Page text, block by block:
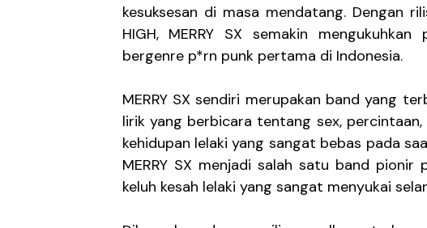
Seagrass and the Waves Temukan
kesuksesan di masa mendatang. Dengan
HIGH, MERRY SX semakin
bergenre p*rn punk pertama di Indonesia.
MERRY SX sendiri merupakan band yang
lirik yang berbicara tentang sex,
kehidupan lelaki yang sangat bebas pada
MERRY SX menjadi salah satu band
keluh kesah lelaki yang sangat menyukai